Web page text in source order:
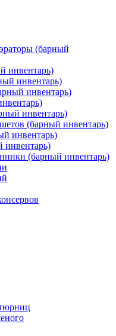
(барный
инвентарь)
инвентарь)
инвентарь)
инвентарь)
(барный инвентарь)
инвентарь)
(барный инвентарь)